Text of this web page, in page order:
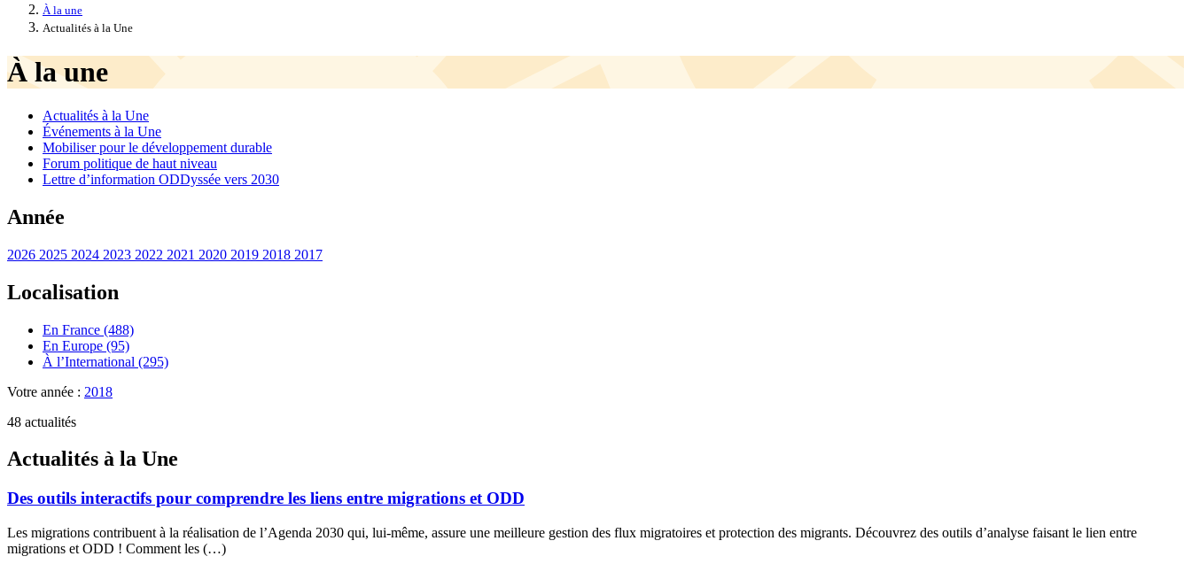
À la une
Actualités à la Une
À la une
Actualités à la Une
Événements à la Une
Mobiliser pour le développement durable
Forum politique de haut niveau
Lettre d’information ODDyssée vers 2030
Année
2026 2025 2024 2023 2022 2021 2020 2019 2018 2017
Localisation
En France (488)
En Europe (95)
À l’International (295)
Votre année : 2018
48 actualités
Actualités à la Une
Des outils interactifs pour comprendre les liens entre migrations et ODD
Les migrations contribuent à la réalisation de l’Agenda 2030 qui, lui-même, assure une meilleure gestion des flux migratoires et protection des migrants. Découvrez des outils d’analyse faisant le lien entre
migrations et ODD ! Comment les (…)